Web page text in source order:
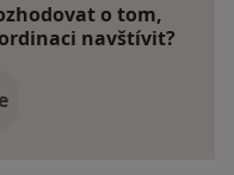
o tom,
navštívit?